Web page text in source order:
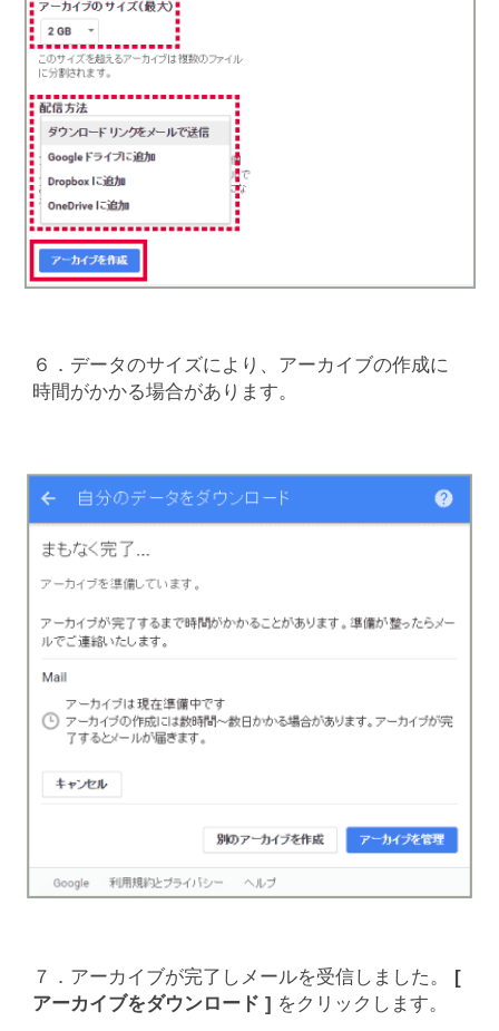
６．データのサイズにより、アーカイブの作成に
時間がかかる場合があります。
７．アーカイブが完了しメールを受信しました。
[
アーカイブをダウンロード ] をクリックします。